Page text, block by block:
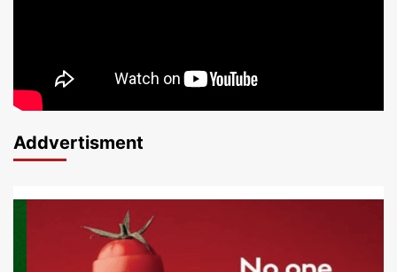
Addvertisment